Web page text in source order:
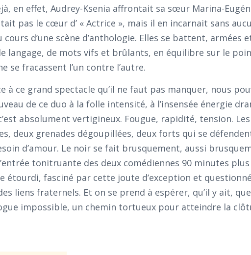
en effet, Audrey-Ksenia affrontait sa sœur Marina-
pas le cœur d’ « Actrice », mais il en incarnait sans
cours d’une scène d’anthologie. Elles se battent, armées
langage, de mots vifs et brûlants, en équilibre sur le
se fracassent l’un contre l’autre.
à ce grand spectacle qu’il ne faut pas manquer, nous
de ce duo à la folle intensité, à l’insensée énergie
absolument vertigineux. Fougue, rapidité, tension.
deux grenades dégoupillées, deux forts qui se
d’amour. Le noir se fait brusquement, aussi
tonitruante des deux comédiennes 90 minutes
étourdi, fasciné par cette joute d’exception et
liens fraternels. Et on se prend à espérer, qu’il y ait,
impossible, un chemin tortueux pour atteindre la